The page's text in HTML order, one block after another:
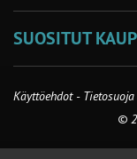
SUOSITUT
Käyttöehdot - Tietosuoja
©